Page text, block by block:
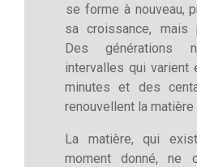
se forme à nouveau,
sa croissance, mais
Des générations
intervalles qui varient
minutes et des
renouvellent la
La matière, qui
moment donné, ne